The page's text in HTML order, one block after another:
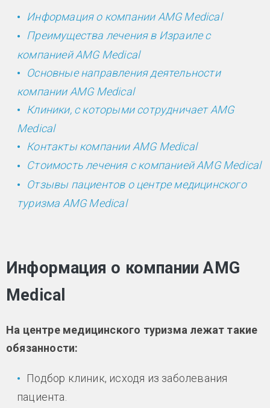
Информация о компании AMG Medical
Преимущества лечения в Израиле с
компанией AMG Medical
Основные направления деятельности
компании AMG Medical
Клиники, с которыми сотрудничает AMG
Medical
Контакты компании AMG Medical
Стоимость лечения с компанией AMG Medical
Отзывы пациентов о центре медицинского
туризма AMG Medical
Информация о компании AMG
Medical
На центре медицинского туризма лежат такие
обязанности:
Подбор клиник, исходя из заболевания
пациента.